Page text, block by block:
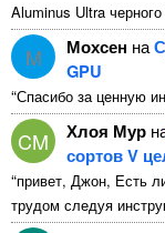
Aluminus Ultra
M Мохсен на
GPU
“Спасибо за ценную
CM Хлоя Мур
сортов V
“привет, Джон, Есть
трудом следуя